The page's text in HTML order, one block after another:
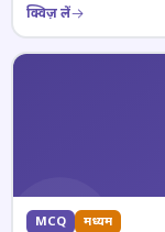
क्विज़ लें
MCQ मध्यम